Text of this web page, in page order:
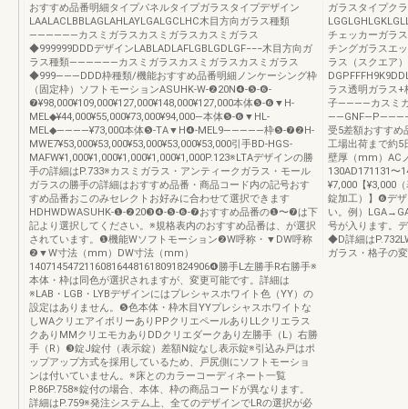
おすすめ品番明細タイプパネルタイプガラスタイプデザイン
LAALACLBBLAGLAHLAYLGALGCLHC木目方向ガラス種類
――――――カスミガラスカスミガラスカスミガラス
◆999999DDDデザインLABLADLAFLGBLGDLGF−−−木目方向ガ
ラス種類――――――カスミガラスカスミガラスカスミガラス
◆999―――DDD枠種類/機能おすすめ品番明細ノンケーシング枠
（固定枠）ソフトモーションASUHK-W-❷20N❹-❺-❻-
❼¥98,000¥109,000¥127,000¥148,000¥127,000本体❺-❻▼H-
MEL◆¥44,000¥55,000¥73,000¥94,000―本体❺-❻▼HL-
MEL◆――――¥73,000本体❺-TA▼H❹-MEL9―――――枠❺-❼❷H-
MWE7¥53,000¥53,000¥53,000¥53,000¥53,000引手BD-HGS-
MAFW¥1,000¥1,000¥1,000¥1,000¥1,000P.123※LTAデザインの勝
手の詳細はP.733※カスミガラス・アンティークガラス・モール
ガラスの勝手の詳細はおすすめ品番・商品コード内の記号おす
すめ品番おこのみセレクトお好みに合わせて選択できます
HDHWDWASUHK-❶-❷20❸❹-❺-❻-❼おすすめ品番の❶〜❼は下
記より選択してください。※規格表内のおすすめ品番は、が選択
されています。❶機能Wソフトモーション❷W呼称・▼DW呼称
❷▼W寸法（mm）DW寸法（mm）
140714547211608164481618091824906❹勝手L左勝手R右勝手※
本体・枠は同色が選択されますが、変更可能です。詳細は
※LAB・LGB・LYBデザインにはプレシャスホワイト色（YY）の
設定はありません。❺色本体・枠木目YYプレシャスホワイトな
しWAクリエアイボリーありPPクリエペールありLLクリエラス
クありMMクリエモカありDDクリエダークあり左勝手（L）右勝
手（R）❸錠J錠付（表示錠）差額N錠なし表示錠※引込み戸はポ
ップアップ方式を採用しているため、戸尻側にソフトモーショ
ンは付いていません。※床とのカラーコーディネート一覧
P.86P.758※錠付の場合、本体、枠の商品コードが異なります。
詳細はP.759※発注システム上、全てのデザインでLRの選択が必
ガラスタイプク
チェッカーガラ
チングガラスエ
ラス（スクエア
ラス透明ガラス
子――――カスミ
受5差額おすすめ
工場出荷まで約
壁厚（mm）AC
130AD171131〜
¥7,000【¥3,000
錠加工）】❻デザ
い。例）
号が入ります。
◆D詳細は
ガラス・格子の